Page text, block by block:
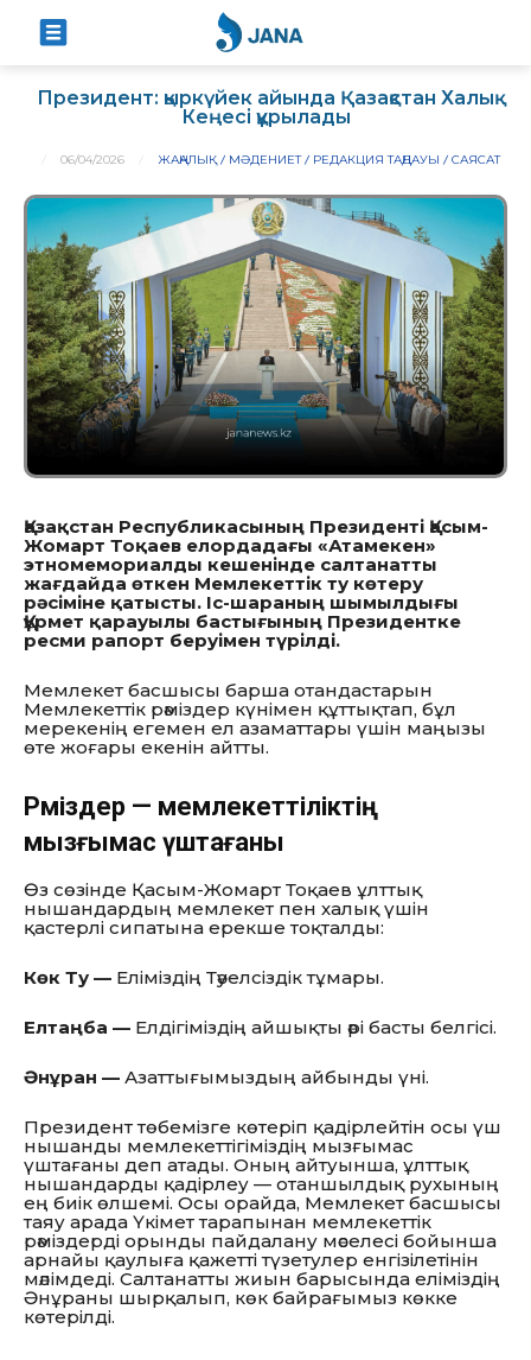
Президент: қыркүйек айында Қазақстан Халық
Кеңесі құрылады
06/04/2026 ЖАҢАЛЫҚ МӘДЕНИЕТ РЕДАКЦИЯ ТАҢДАУЫ САЯСАТ
Қазақстан Республикасының Президенті Қасым-
Жомарт Тоқаев елордадағы «Атамекен»
этномемориалды кешенінде салтанатты
жағдайда өткен Мемлекеттік ту көтеру
рәсіміне қатысты. Іс-шараның шымылдығы
Құрмет қарауылы бастығының Президентке
ресми рапорт беруімен түрілді.
Мемлекет басшысы барша отандастарын
Мемлекеттік рәміздер күнімен құттықтап, бұл
мерекенің егемен ел азаматтары үшін маңызы
өте жоғары екенін айтты.
Рәміздер — мемлекеттіліктің
мызғымас үштағаны
Өз сөзінде Қасым-Жомарт Тоқаев ұлттық
нышандардың мемлекет пен халық үшін
қастерлі сипатына ерекше тоқталды:
Көк Ту — Еліміздің Тәуелсіздік тұмары.
Елтаңба — Елдігіміздің айшықты әрі басты белгісі.
Әнұран — Азаттығымыздың айбынды үні.
Президент төбемізге көтеріп қадірлейтін осы үш
нышанды мемлекеттігіміздің мызғымас
үштағаны деп атады. Оның айтуынша, ұлттық
нышандарды қадірлеу — отаншылдық рухының
ең биік өлшемі. Осы орайда, Мемлекет басшысы
таяу арада Үкімет тарапынан мемлекеттік
рәміздерді орынды пайдалану мәселесі бойынша
арнайы қаулыға қажетті түзетулер енгізілетінін
мәлімдеді. Салтанатты жиын барысында еліміздің
Әнұраны шырқалып, көк байрағымыз көкке
көтерілді.